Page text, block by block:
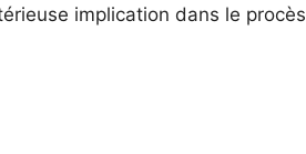
implication dans le procès